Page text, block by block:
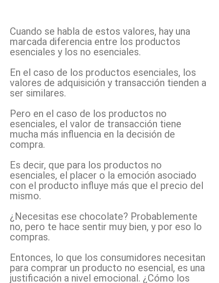
Cuando se habla de estos valores, hay una
marcada diferencia entre los productos
esenciales y los no esenciales.
En el caso de los productos esenciales, los
valores de adquisición y transacción tienden a
ser similares.
Pero en el caso de los productos no
esenciales, el valor de transacción tiene
mucha más influencia en la decisión de
compra.
Es decir, que para los productos no
esenciales, el placer o la emoción asociado
con el producto influye más que el precio del
mismo.
¿Necesitas ese chocolate? Probablemente
no, pero te hace sentir muy bien, y por eso lo
compras.
Entonces, lo que los consumidores necesitan
para comprar un producto no esencial, es una
justificación a nivel emocional. ¿Cómo los